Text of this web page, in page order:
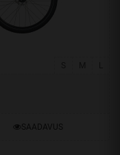
SAADAVUS